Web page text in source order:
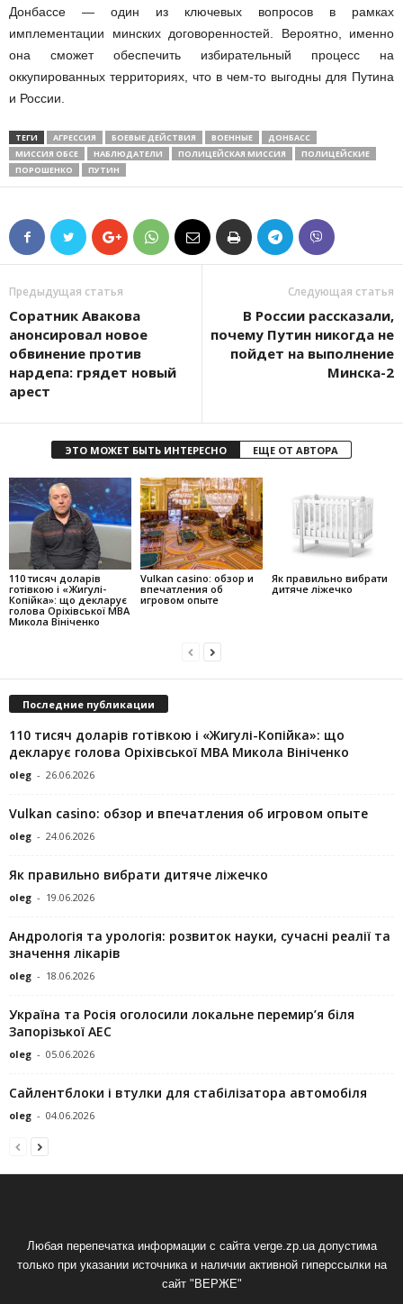
Донбассе — один из ключевых вопросов в рамках
имплементации минских договоренностей. Вероятно, именно
она сможет обеспечить избирательный процесс на
оккупированных территориях, что в чем-то выгодны для Путина
и России.
ТЕГИ АГРЕССИЯ БОЕВЫЕ ДЕЙСТВИЯ ВОЕННЫЕ
ДОНБАСС
МИССИЯ ОБСЕ
НАБЛЮДАТЕЛИ ПОЛИЦЕЙСКАЯ МИССИЯ
ПОЛИЦЕЙСКИЕ
ПОРОШЕНКО
ПУТИН
Предыдущая статья
Соратник Авакова
анонсировал новое
обвинение против
нардепа: грядет новый
арест
Следующая статья
В России рассказали,
почему Путин никогда не
пойдет на выполнение
Минска-2
ЭТО МОЖЕТ БЫТЬ ИНТЕРЕСНО ЕЩЕ ОТ АВТОРА
110 тисяч доларів
готівкою і «Жигулі-
Копійка»: що декларує
голова Оріхівської МВА
Микола Вініченко
Vulkan casino: обзор и
впечатления об
игровом опыте
Як правильно вибрати
дитяче ліжечко
Последние публикации
110 тисяч доларів готівкою і «Жигулі-Копійка»: що
декларує голова Оріхівської МВА Микола Вініченко
oleg - 26.06.2026
Vulkan casino: обзор и впечатления об игровом опыте
oleg - 24.06.2026
Як правильно вибрати дитяче ліжечко
oleg - 19.06.2026
Андрологія та урологія: розвиток науки, сучасні реалії та
значення лікарів
oleg - 18.06.2026
Україна та Росія оголосили локальне перемир’я біля
Запорізької АЕС
oleg - 05.06.2026
Сайлентблоки і втулки для стабілізатора автомобіля
oleg - 04.06.2026
Любая перепечатка информации с сайта verge.zp.ua допустима
только при указании источника и наличии активной гиперссылки на
сайт "ВЕРЖЕ"